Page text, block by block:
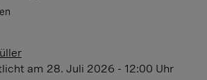
am 28. Juli 2026 - 12:00 Uhr